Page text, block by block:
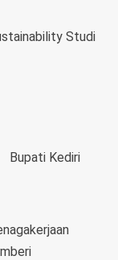
Studi
Bupati Kediri